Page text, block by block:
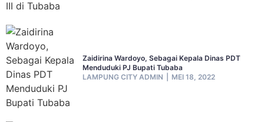
Zaidirina Wardoyo, Sebagai Kepala Dinas PDT
Menduduki PJ Bupati Tubaba
LAMPUNG CITY ADMIN
MEI 18, 2022